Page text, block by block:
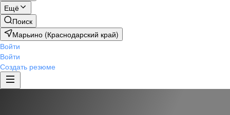
Ещё
Поиск
Марьино (Краснодарский край)
Войти
Войти
Создать резюме